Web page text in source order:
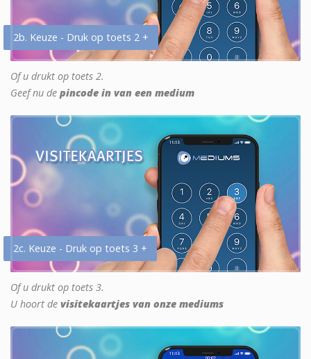
2b. Keuze - Druk op toets 2 +
Of u drukt op toets 2.
Geef nu de pincode in van een medium
2c. Keuze - Druk op toets 3 +
Of u drukt op toets 3.
U hoort de visitekaartjes van onze mediums